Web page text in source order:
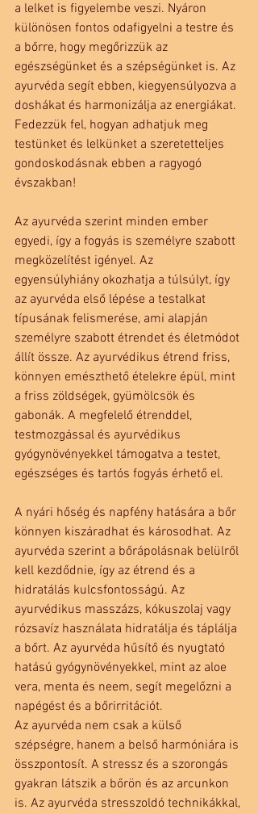
a lelket is figyelembe veszi. Nyáron
különösen fontos odafigyelni a testre és
a bőrre, hogy megőrizzük az
egészségünket és a szépségünket is. Az
ayurvéda segít ebben, kiegyensúlyozva a
doshákat és harmonizálja az energiákat.
Fedezzük fel, hogyan adhatjuk meg
testünket és lelkünket a szeretetteljes
gondoskodásnak ebben a ragyogó
évszakban!
Az ayurvéda szerint minden ember
egyedi, így a fogyás is személyre szabott
megközelítést igényel. Az
egyensúlyhiány okozhatja a túlsúlyt, így
az ayurvéda első lépése a testalkat
típusának felismerése, ami alapján
személyre szabott étrendet és életmódot
állít össze. Az ayurvédikus étrend friss,
könnyen emészthető ételekre épül, mint
a friss zöldségek, gyümölcsök és
gabonák. A megfelelő étrenddel,
testmozgással és ayurvédikus
gyógynövényekkel támogatva a testet,
egészséges és tartós fogyás érhető el.
A nyári hőség és napfény hatására a bőr
könnyen kiszáradhat és károsodhat. Az
ayurvéda szerint a bőrápolásnak belülről
kell kezdődnie, így az étrend és a
hidratálás kulcsfontosságú. Az
ayurvédikus masszázs, kókuszolaj vagy
rózsavíz használata hidratálja és táplálja
a bőrt. Az ayurvéda hűsítő és nyugtató
hatású gyógynövényekkel, mint az aloe
vera, menta és neem, segít megelőzni a
napégést és a bőrirritációt.
Az ayurvéda nem csak a külső
szépségre, hanem a belső harmóniára is
összpontosít. A stressz és a szorongás
gyakran látszik a bőrön és az arcunkon
is. Az ayurvéda stresszoldó technikákkal,